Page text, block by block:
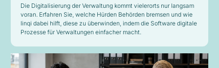
Die Digitalisierung der Verwaltung kommt vielerorts nur langsam
voran. Erfahren Sie, welche Hürden Behörden bremsen und wie
linqi dabei hilft, diese zu überwinden, indem die Software digitale
Prozesse für Verwaltungen einfacher macht.